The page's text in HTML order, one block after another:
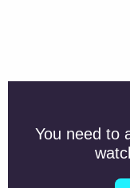
You need to